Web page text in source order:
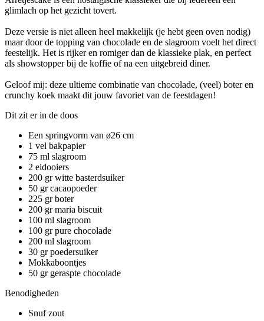
glimlach op het gezicht tovert.
Deze versie is niet alleen heel makkelijk (je hebt geen oven nodig)
maar door de topping van chocolade en de slagroom voelt het direct
feestelijk. Het is rijker en romiger dan de klassieke plak, en perfect
als showstopper bij de koffie of na een uitgebreid diner.
Geloof mij: deze ultieme combinatie van chocolade, (veel) boter en
crunchy koek maakt dit jouw favoriet van de feestdagen!
Dit zit er in de doos
Een springvorm van ø26 cm
1 vel bakpapier
75 ml slagroom
2 eidooiers
200 gr witte basterdsuiker
50 gr cacaopoeder
225 gr boter
200 gr maria biscuit
100 ml slagroom
100 gr pure chocolade
200 ml slagroom
30 gr poedersuiker
Mokkaboontjes
50 gr geraspte chocolade
Benodigheden
Snuf zout